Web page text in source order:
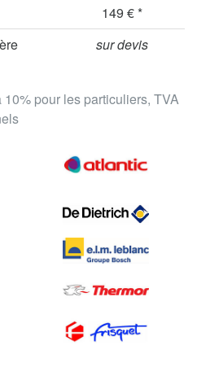
10% pour les particuliers, TVA
149 € *
sur devis